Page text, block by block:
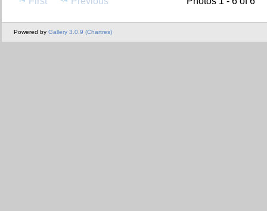
Powered by Gallery 3.0.9 (Chartres)